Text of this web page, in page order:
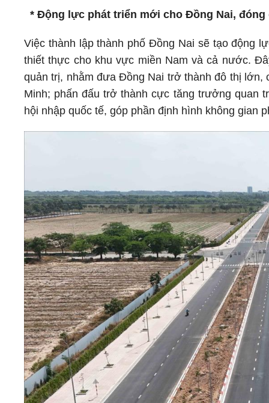
* Động lực phát triển mới cho Đồng Nai,
Việc thành lập thành phố Đồng Nai sẽ tạo động
thiết thực cho khu vực miền Nam và cả nước.
quản trị, nhằm đưa Đồng Nai trở thành đô thị
Minh; phấn đấu trở thành cực tăng trưởng quan
hội nhập quốc tế, góp phần định hình không gian